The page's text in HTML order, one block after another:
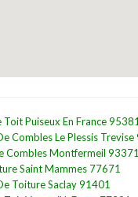
Puiseux En France 95381
Combles Le Plessis Trevise
Combles Montfermeil 93371
Saint Mammes 77671
Toiture Saclay 91401